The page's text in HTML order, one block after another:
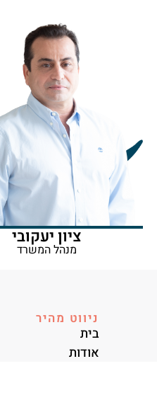
ציון יעקובי
מנהל המשרד
ניווט מהיר
בית
אודות